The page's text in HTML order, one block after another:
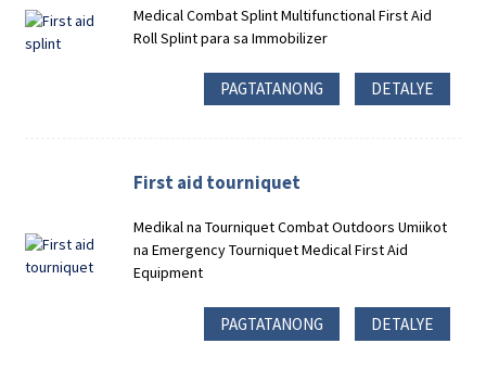
Medical Combat Splint Multifunctional First Aid
Roll Splint para sa Immobilizer
PAGTATANONG DETALYE
First aid tourniquet
Medikal na Tourniquet Combat Outdoors Umiikot
na Emergency Tourniquet Medical First Aid
Equipment
PAGTATANONG DETALYE